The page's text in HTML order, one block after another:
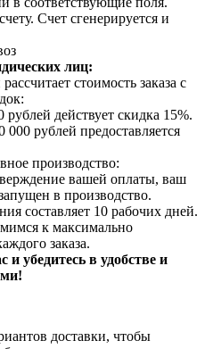
Счет сгенерируется и
лиц:
стоимость заказа с
действует скидка 15%.
рублей предоставляется
производство:
вашей оплаты, ваш
в производство.
составляет 10 рабочих дней.
к максимально
заказа.
и убедитесь в удобстве и
доставки, чтобы